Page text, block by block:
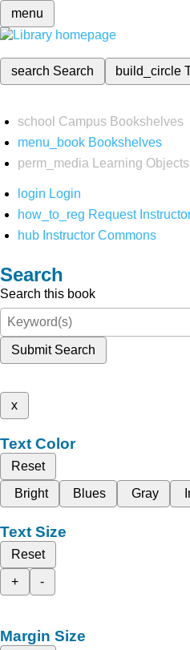
menu
search Search build_circle
school Campus Bookshelves
menu_book Bookshelves
perm_media
Learning Objects
login Login
how_to_reg Request
hub Instructor Commons
Search
Search this book
Submit Search
x
Text Color
Reset
Bright
Blues Gray
Text Size
Reset
+
-
Margin Size